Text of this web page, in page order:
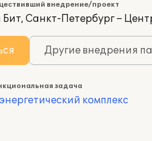
внедрение/проект
Санкт-Петербург –
Другие внедрения
задача
комплекс